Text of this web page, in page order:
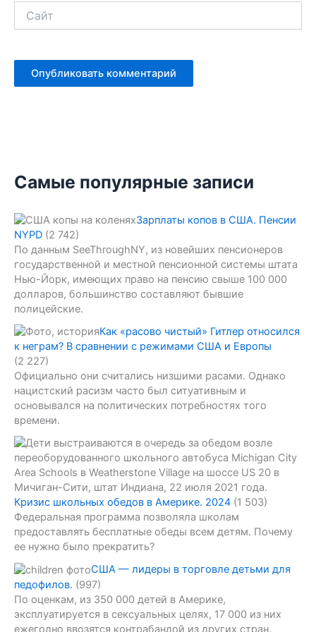
Самые популярные записи
Зарплаты копов в США. Пенсии
NYPD (2 742)
По данным SeeThroughNY, из новейших пенсионеров
государственной и местной пенсионной системы штата
Нью-Йорк, имеющих право на пенсию свыше 100 000
долларов, большинство составляют бывшие
полицейские.
Как «расово чистый» Гитлер относился
к неграм? В сравнении с режимами США и Европы
(2 227)
Официально они считались низшими расами. Однако
нацистский расизм часто был ситуативным и
основывался на политических потребностях того
времени.
Кризис школьных обедов в Америке. 2024 (1 503)
Федеральная программа позволяла школам
предоставлять бесплатные обеды всем детям. Почему
ее нужно было прекратить?
США — лидеры в торговле детьми для
педофилов. (997)
По оценкам, из 350 000 детей в Америке,
эксплуатируется в сексуальных целях, 17 000 из них
ежегодно ввозятся контрабандой из других стран.